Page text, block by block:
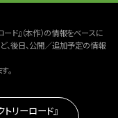
ド』（本作）の情報をベースに
、後日、公開／追加予定の情報
。
リーロード』